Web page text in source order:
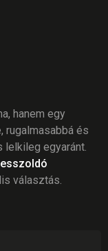
hanem egy
rugalmasabbá és
egyaránt.
választás.